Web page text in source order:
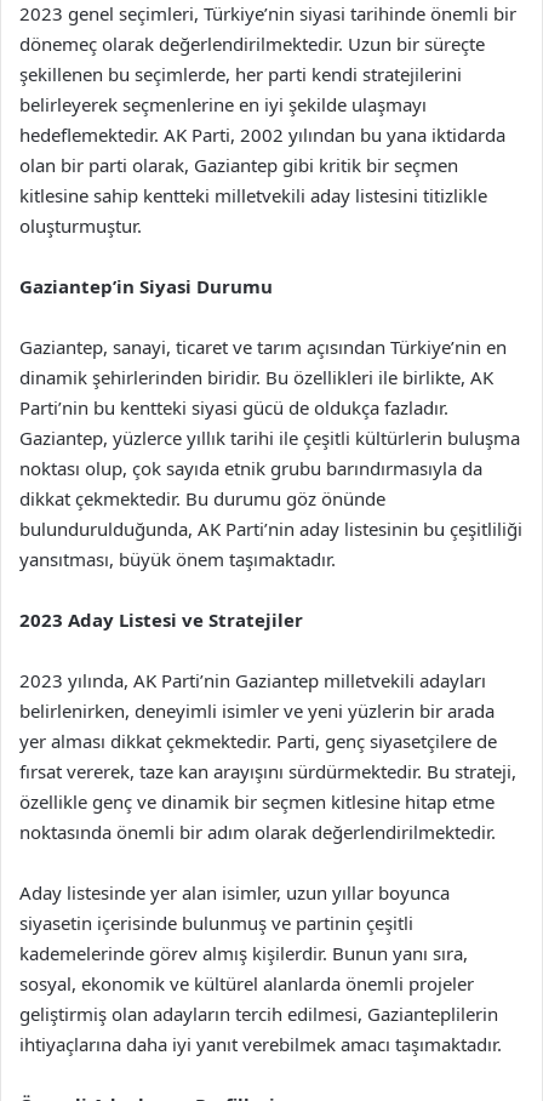
2023 genel seçimleri, Türkiye’nin siyasi tarihinde önemli bir
dönemeç olarak değerlendirilmektedir. Uzun bir süreçte
şekillenen bu seçimlerde, her parti kendi stratejilerini
belirleyerek seçmenlerine en iyi şekilde ulaşmayı
hedeflemektedir. AK Parti, 2002 yılından bu yana iktidarda
olan bir parti olarak, Gaziantep gibi kritik bir seçmen
kitlesine sahip kentteki milletvekili aday listesini titizlikle
oluşturmuştur.
Gaziantep’in Siyasi Durumu
Gaziantep, sanayi, ticaret ve tarım açısından Türkiye’nin en
dinamik şehirlerinden biridir. Bu özellikleri ile birlikte, AK
Parti’nin bu kentteki siyasi gücü de oldukça fazladır.
Gaziantep, yüzlerce yıllık tarihi ile çeşitli kültürlerin buluşma
noktası olup, çok sayıda etnik grubu barındırmasıyla da
dikkat çekmektedir. Bu durumu göz önünde
bulundurulduğunda, AK Parti’nin aday listesinin bu çeşitliliği
yansıtması, büyük önem taşımaktadır.
2023 Aday Listesi ve Stratejiler
2023 yılında, AK Parti’nin Gaziantep milletvekili adayları
belirlenirken, deneyimli isimler ve yeni yüzlerin bir arada
yer alması dikkat çekmektedir. Parti, genç siyasetçilere de
fırsat vererek, taze kan arayışını sürdürmektedir. Bu strateji,
özellikle genç ve dinamik bir seçmen kitlesine hitap etme
noktasında önemli bir adım olarak değerlendirilmektedir.
Aday listesinde yer alan isimler, uzun yıllar boyunca
siyasetin içerisinde bulunmuş ve partinin çeşitli
kademelerinde görev almış kişilerdir. Bunun yanı sıra,
sosyal, ekonomik ve kültürel alanlarda önemli projeler
geliştirmiş olan adayların tercih edilmesi, Gazianteplilerin
ihtiyaçlarına daha iyi yanıt verebilmek amacı taşımaktadır.